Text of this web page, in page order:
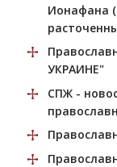
Ионафана
УКРАИНЕ"
СПЖ -